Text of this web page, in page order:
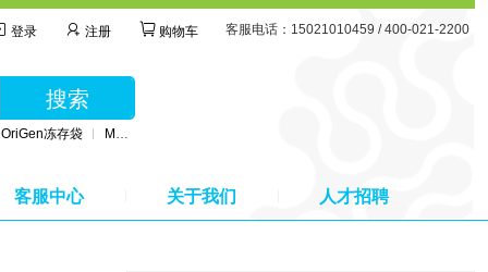
登录 注册 购物车 客服电话：15021010459 / 400-021-2200
搜索
OriGen冻存袋 MSC无血清培养基
客服中心 关于我们 人才招聘